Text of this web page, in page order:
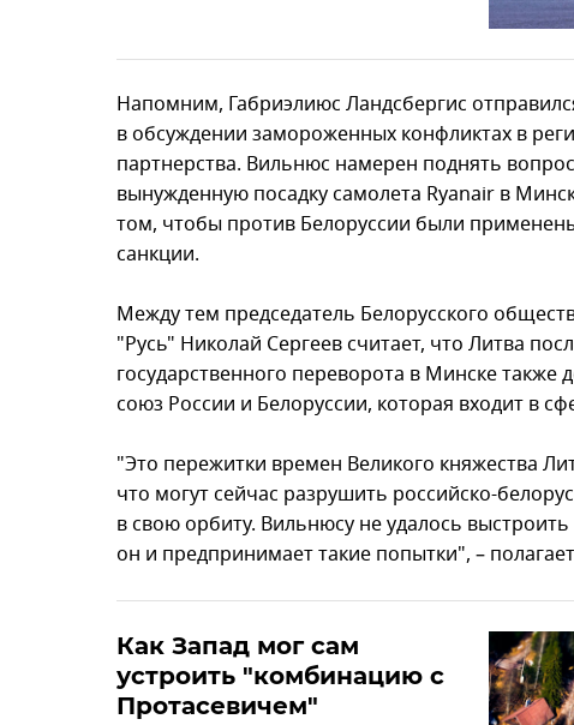
Напомним, Габриэлиюс Ландсбергис
в обсуждении замороженных конфликтах в
партнерства. Вильнюс намерен поднять
вынужденную посадку самолета Ryanair в
том, чтобы против Белоруссии были
санкции.
Между тем председатель Белорусского
"Русь" Николай Сергеев считает, что Литва
государственного переворота в Минске также
союз России и Белоруссии, которая входит в
"Это пережитки времен Великого княжества
что могут сейчас разрушить российско-
в свою орбиту. Вильнюсу не удалось
он и предпринимает такие попытки", –
Как Запад мог сам
устроить "комбинацию с
Протасевичем"